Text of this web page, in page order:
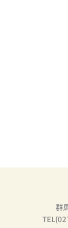
群